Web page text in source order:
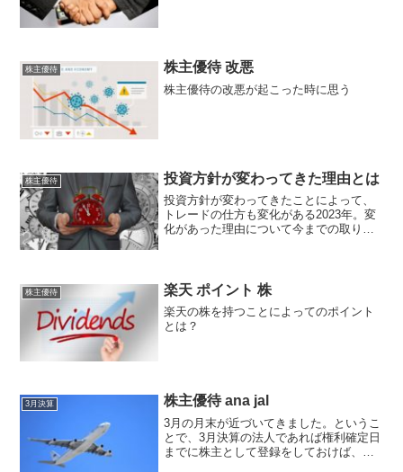
株主優待 株主優待 改悪
株主優待の改悪が起こった時に思う
株主優待 投資方針が変わってきた理由とは
投資方針が変わってきたことによって、
トレードの仕方も変化がある2023年。変
化があった理由について今までの取り組
株主優待 楽天 ポイント 株
楽天の株を持つことによってのポイント
とは？
3月決算 株主優待 ana jal
3月の月末が近づいてきました。というこ
とで、3月決算の法人であれば権利確定日
までに株主として登録をしておけば、株